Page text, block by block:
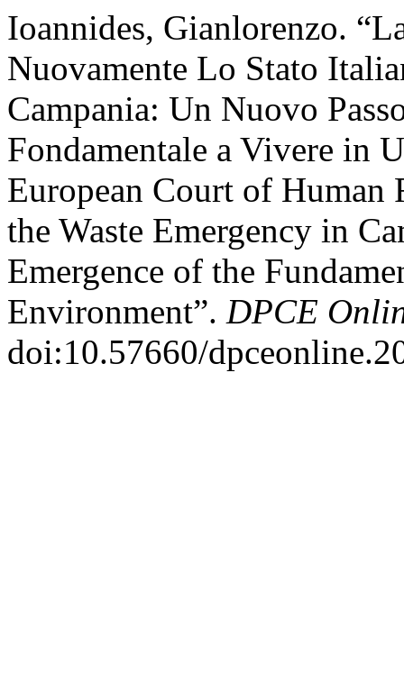
Ioannides, Gianlorenzo.
Nuovamente Lo Stato
Campania: Un Nuovo
Fondamentale a Vivere in
European Court of
the Waste Emergency in
Emergence of the
Environment”. DPCE
doi:10.57660/